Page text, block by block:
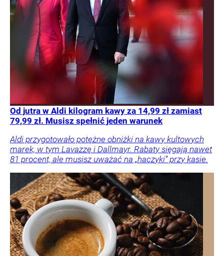
Od jutra w Aldi kilogram kawy za 14,99 zł zamiast
79,99 zł. Musisz spełnić jeden warunek
Aldi przygotowało potężne obniżki na kawy kultowych
marek, w tym Lavazzę i Dallmayr. Rabaty sięgają nawet
81 procent, ale musisz uważać na „haczyki” przy kasie.